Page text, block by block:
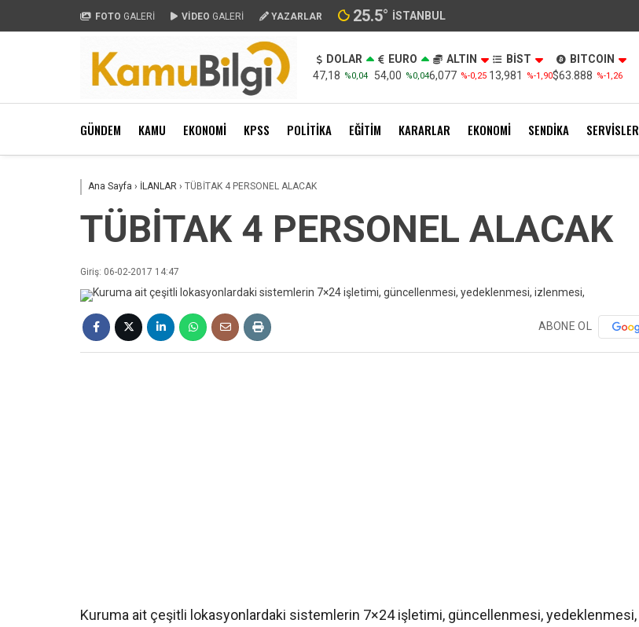
FOTO GALERİ VİDEO GALERİ YAZARLAR 25.5° İSTANBUL
DOLAR
47,18 %0,04
EURO
54,00 %0,04
ALTIN
6,077 %-0,25
BİST
13,981
%-1,90
BITCOIN
$63.888 %-1,26
GÜNDEM KAMU EKONOMİ KPSS POLİTİKA EĞİTİM KARARLAR EKONOMİ SENDİKA SERVİSLER
Ana Sayfa › İLANLAR › TÜBİTAK 4 PERSONEL ALACAK
TÜBİTAK 4 PERSONEL ALACAK
Giriş: 06-02-2017 14:47
ABONE OL
Kuruma ait çeşitli lokasyonlardaki sistemlerin 7×24 işletimi, güncellenmesi, yedeklenmesi,